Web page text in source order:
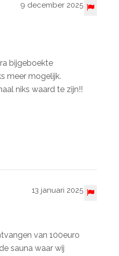
9 december 2025
bijgeboekte
meer mogelijk.
niks waard te zijn!!
13 januari 2025
van 100euro
sauna waar wij